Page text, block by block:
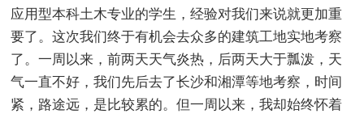
应用型本科土木专业的学生，经验对我们来说就更加重
要了。这次我们终于有机会去众多的建筑工地实地考察
了。一周以来，前两天天气炎热，后两天大于瓢泼，天
气一直不好，我们先后去了长沙和湘潭等地考察，时间
紧，路途远，是比较累的。但一周以来，我却始终怀着